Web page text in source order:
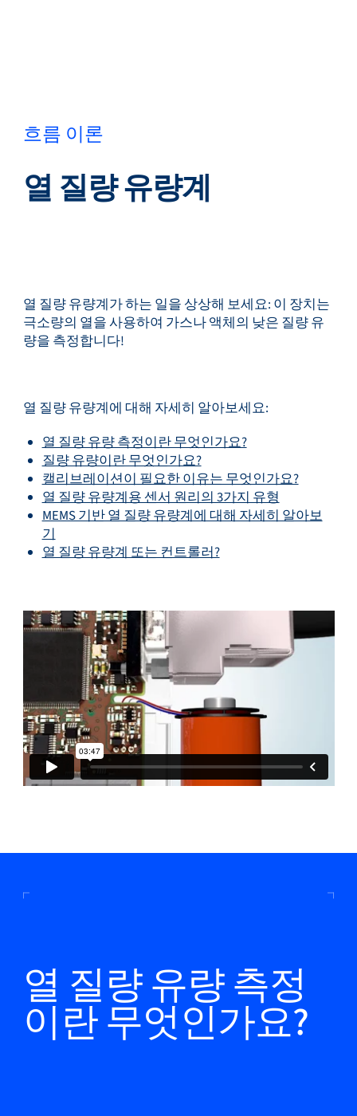
찾기... KO
마켓
서비스 및 지원
플로우 아카데미
Bronkhorst
흐름 이론
열 질량 유량계
열 질량 유량계가 하는 일을 상상해 보세요: 이 장치는
극소량의 열을 사용하여 가스나 액체의 낮은 질량 유
량을 측정합니다!
열 질량 유량계에 대해 자세히 알아보세요:
열 질량 유량 측정이란 무엇인가요?
질량 유량이란 무엇인가요?
캘리브레이션이 필요한 이유는 무엇인가요?
열 질량 유량계용 센서 원리의 3가지 유형
MEMS 기반 열 질량 유량계에 대해 자세히 알아보
기
열 질량 유량계 또는 컨트롤러?
열 질량 유량 측정
이란 무엇인가요?